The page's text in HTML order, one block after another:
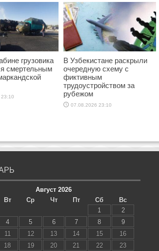
грузовика
смертельным
В Узбекистане раскрыли
очередную схему с
фиктивным
трудоустройством за
рубежом
07.08.2026 23:10
Август 2026
Вт Ср Чт Пт Сб
Вс
1
2
4 5 6 7 8
9
11 12 13 14 15
16
18 19 20 21 22 23